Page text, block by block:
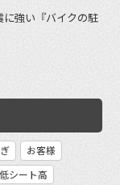
強い『バイクの駐
お客様
低シート高